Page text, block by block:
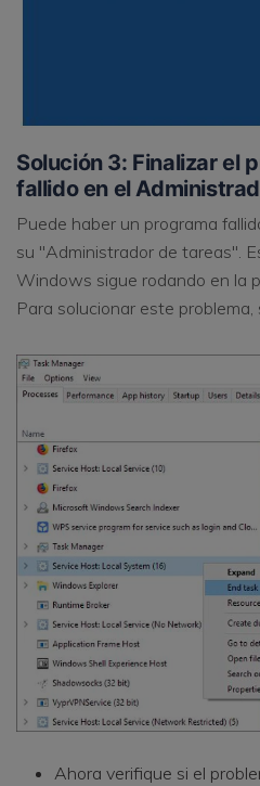
Solución 3: Finalizar el
fallido en el
Puede haber un programa
su "Administrador de tareas".
Windows sigue rodando en la
Para solucionar este
Ahora verifique si el